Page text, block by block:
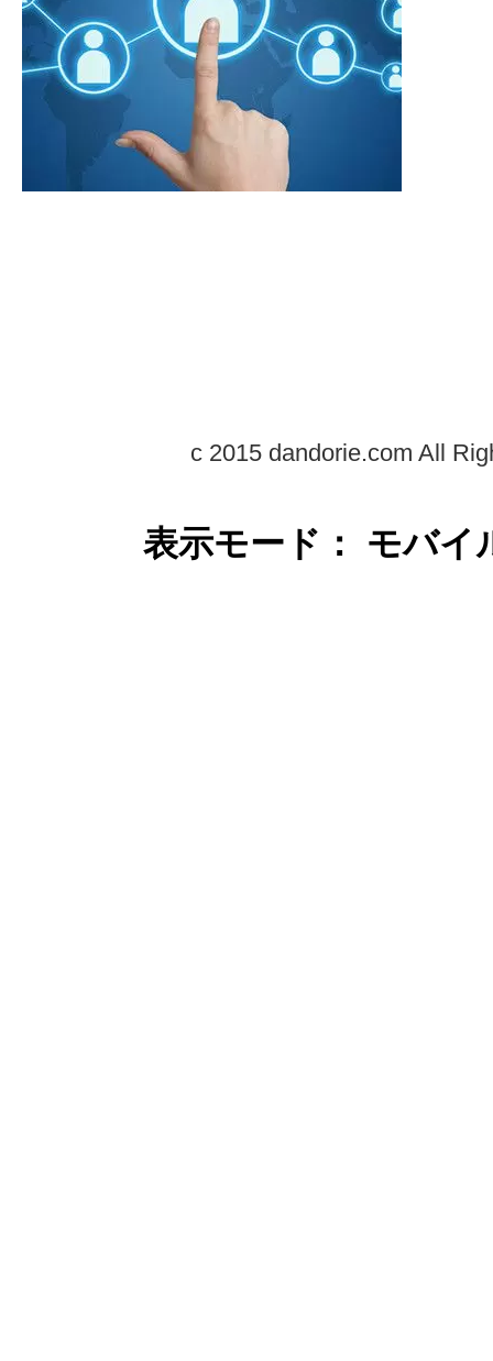
c 2015 dandorie.com All
表示モード： モバ